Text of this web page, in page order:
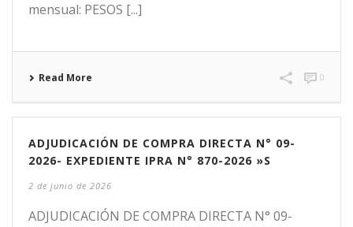
mensual: PESOS [...]
Read More 0
ADJUDICACIÓN DE COMPRA DIRECTA N° 09-
2026- EXPEDIENTE IPRA N° 870-2026 »S
2 de junio de 2026
ADJUDICACIÓN DE COMPRA DIRECTA N° 09-